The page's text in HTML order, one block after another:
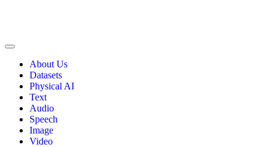
About Us
Datasets
Physical AI
Text
Audio
Speech
Image
Video